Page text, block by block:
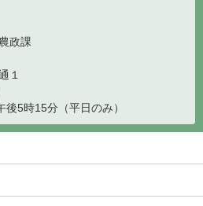
政課
１
5時15分（平日のみ）